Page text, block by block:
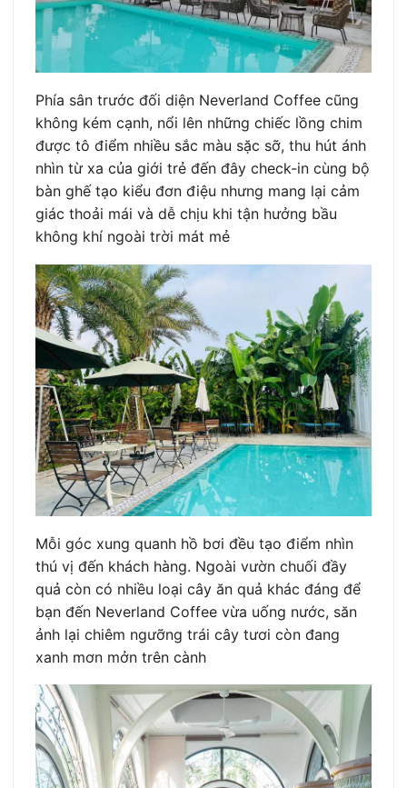
Phía sân trước đối diện Neverland Coffee cũng
không kém cạnh, nổi lên những chiếc lồng chim
được tô điểm nhiều sắc màu sặc sỡ, thu hút ánh
nhìn từ xa của giới trẻ đến đây check-in cùng bộ
bàn ghế tạo kiểu đơn điệu nhưng mang lại cảm
giác thoải mái và dễ chịu khi tận hưởng bầu
không khí ngoài trời mát mẻ
Mỗi góc xung quanh hồ bơi đều tạo điểm nhìn
thú vị đến khách hàng. Ngoài vườn chuối đầy
quả còn có nhiều loại cây ăn quả khác đáng để
bạn đến Neverland Coffee vừa uống nước, săn
ảnh lại chiêm ngưỡng trái cây tươi còn đang
xanh mơn mởn trên cành